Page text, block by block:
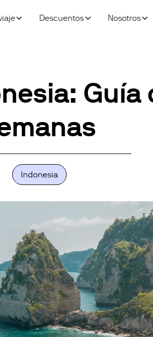
Descuentos Nosotros
Guía
Indonesia